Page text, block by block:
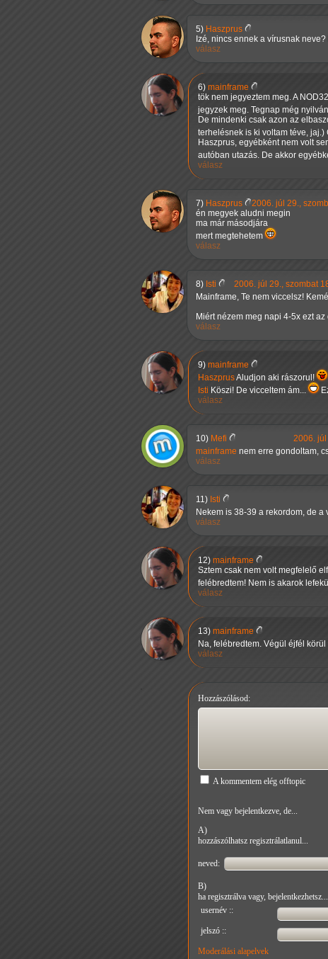
5) Haszprus
Izé, nincs ennek a vírusnak
válasz
6) mainframe
tök nem jegyeztem meg. A
jegyzek meg. Tegnap még
De mindenki csak azon az
terhelésnek is ki voltam téve,
Haszprus, egyébként nem volt
autóban utazás. De akkor
válasz
7) Haszprus
2006. júl 29.,
én megyek aludni megin
ma már másodjára
mert megtehetem
válasz
8) Isti
2006. júl 29., szombat
Mainframe, Te nem viccelsz!
Miért nézem meg napi 4-5x ezt az
válasz
9) mainframe
HaszprusAludjon aki rászorul!
Isti Köszi! De vicceltem ám...
válasz
10) Mefi
2006. júl
mainframe nem erre gondoltam,
válasz
11) Isti
Nekem is 38-39 a rekordom, de
válasz
12) mainframe
Sztem csak nem volt megfelelő
felébredtem! Nem is akarok
válasz
13) mainframe
Na, felébredtem. Végül éjfél
válasz
Hozzászólásod:
A kommentem elég offtopic
Nem vagy bejelentkezve, de...
A)
hozzászólhatsz regisztrálatlanul...
neved:
B)
ha regisztrálva vagy, bejelentkezhetsz...
usernév ::
jelszó ::
Moderálási alapelvek